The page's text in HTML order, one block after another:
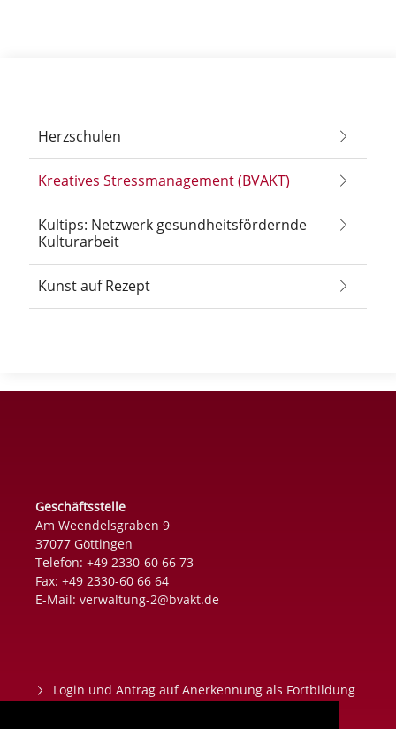
Herzschulen
Kreatives Stressmanagement (BVAKT)
Kultips: Netzwerk gesundheitsfördernde
Kulturarbeit
Kunst auf Rezept
Geschäftsstelle
Am Weendelsgraben 9
37077 Göttingen
Telefon: +49 2330-60 66 73
Fax: +49 2330-60 66 64
E-Mail: verwaltung-2@bvakt.de
Login und Antrag auf Anerkennung als Fortbildung